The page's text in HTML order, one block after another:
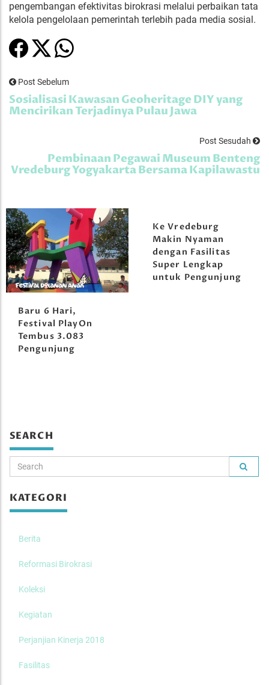
pengembangan efektivitas birokrasi melalui perbaikan tata
kelola pengelolaan pemerintah terlebih pada media sosial.
Post Sebelum
Sosialisasi Kawasan Geoheritage DIY yang
Mencirikan Terjadinya Pulau Jawa
Post Sesudah
Pembinaan Pegawai Museum Benteng
Vredeburg Yogyakarta Bersama Kapilawastu
Ke Vredeburg
Makin Nyaman
dengan Fasilitas
Super Lengkap
untuk Pengunjung
Vredeburg Gelar
Pelatihan Bahasa
Inggris untuk
Layanan Museum
SEARCH
KATEGORI
Berita
Reformasi Birokrasi
Koleksi
Kegiatan
Perjanjian Kinerja 2018
Fasilitas